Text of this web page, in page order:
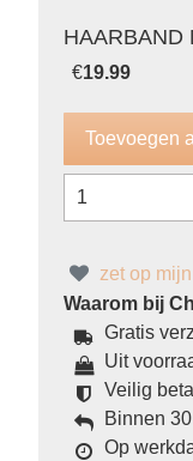
HAARBAND
€19.99
zet op
Waarom bij
Gratis
Uit
Veilig
Binnen
Op